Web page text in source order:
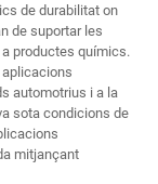
de durabilitat on
de suportar les
productes químics.
aplicacions
automotrius i a la
sota condicions de
mitjançant